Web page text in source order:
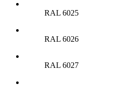
RAL 6025
RAL 6026
RAL 6027